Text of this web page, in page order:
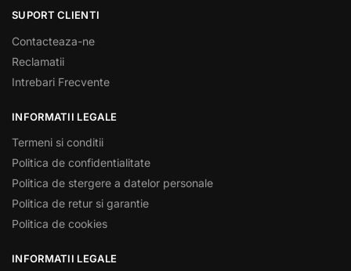
SUPORT CLIENTI
Contacteaza-ne
Reclamatii
Intrebari Frecvente
INFORMATII LEGALE
Termeni si conditii
Politica de confidentialitate
Politica de stergere a datelor personale
Politica de retur si garantie
Politica de cookies
INFORMATII LEGALE